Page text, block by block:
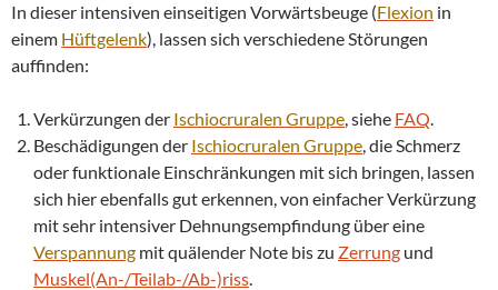
In dieser intensiven einseitigen Vorwärtsbeuge (Flexion in
einem Hüftgelenk), lassen sich verschiedene Störungen
auffinden:
Verkürzungen der Ischiocruralen Gruppe, siehe FAQ.
Beschädigungen der Ischiocruralen Gruppe, die Schmerz
oder funktionale Einschränkungen mit sich bringen, lassen
sich hier ebenfalls gut erkennen, von einfacher Verkürzung
mit sehr intensiver Dehnungsempfindung über eine
Verspannung mit quälender Note bis zu Zerrung und
Muskel(An-/Teilab-/Ab-)riss.